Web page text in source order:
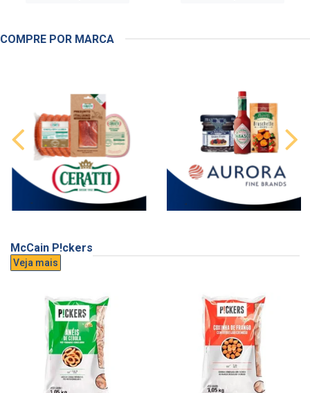
COMPRE POR MARCA
McCain P!ckers
Veja mais